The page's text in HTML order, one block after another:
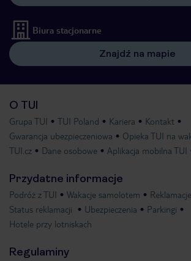
Biura stacjonarne
Znajdź na mapie
O TUI
Grupa TUI TUI Poland Kariera
Kontakt
Gwarancja ubezpieczeniowa
Opieka TUI na
TUI.cz
Dane osobowe Aplikacja mobilna TUI
Przydatne informacje
Podróż z TUI Wakacje samolotem
Reklamacje
Status reklamacji
Ubezpieczenia
Parkingi
Hotele przy lotniskach
Regulaminy